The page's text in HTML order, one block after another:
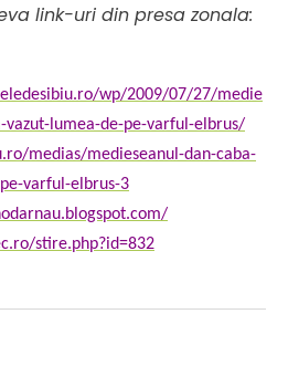
link-uri din presa zonala:
wp/2009/07/27/medie
vazut-lumea-de-pe-varful-elbrus/
medias/medieseanul-dan-caba-
varful-elbrus-3
stire.php?id=832